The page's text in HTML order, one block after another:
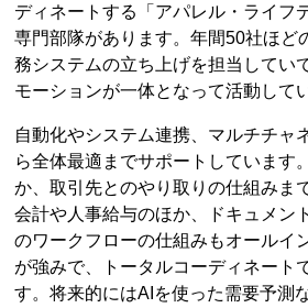
ディネートする「アパレル・ライフ
専門部隊があります。年間50社ほど
務システムの立ち上げを担当してい
モーションが一体となって活動して
自動化やシステム連携、マルチチャ
ら全体最適までサポートしています
か、取引先とのやり取りの仕組みま
会計や人事給与のほか、ドキュメン
のワークフローの仕組みもオールイ
が強みで、トータルコーディネート
す。将来的にはAIを使った需要予測